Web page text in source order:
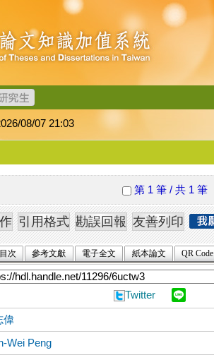
08/07 21:03
第 1 筆 / 共 1 筆
目次 參考文獻 電子全文 紙本論文 QR Code
Twitter
偉
Wei Peng